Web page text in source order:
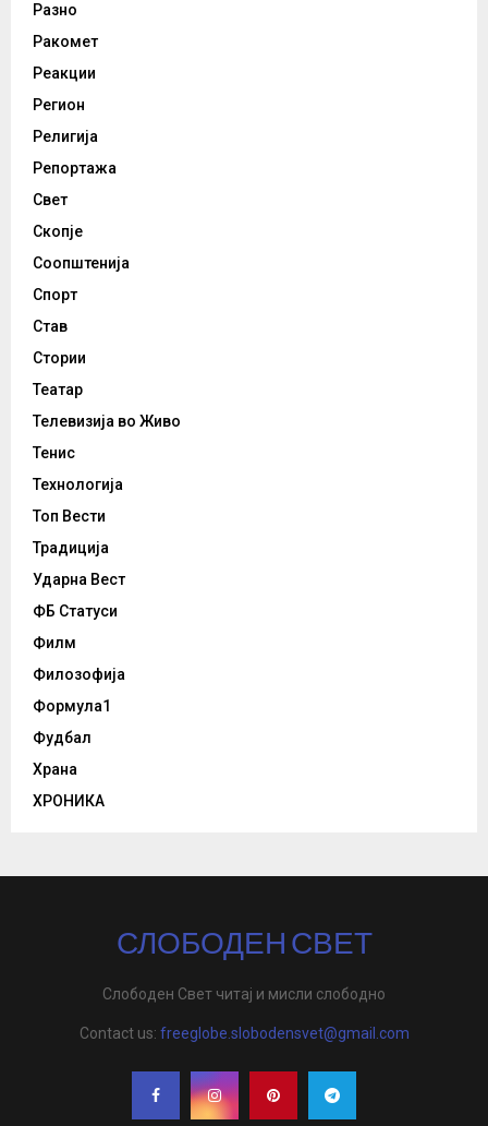
Разно
Ракомет
Реакции
Регион
Религија
Репортажа
Свет
Скопје
Соопштенија
Спорт
Став
Стории
Театар
Телевизија во Живо
Тенис
Технологија
Топ Вести
Традиција
Ударна Вест
ФБ Статуси
Филм
Филозофија
Формула1
Фудбал
Храна
ХРОНИКА
СЛОБОДЕН СВЕТ
Слободен Свет читај и мисли слободно
Contact us: freeglobe.slobodensvet@gmail.com